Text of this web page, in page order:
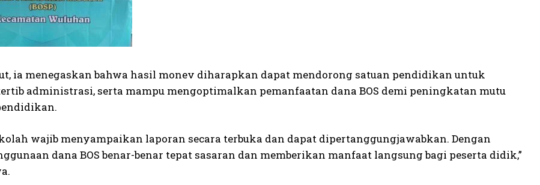
ia menegaskan bahwa hasil monev diharapkan dapat mendorong satuan pendidikan untuk
administrasi, serta mampu mengoptimalkan pemanfaatan dana BOS demi peningkatan mutu
wajib menyampaikan laporan secara terbuka dan dapat dipertanggungjawabkan. Dengan
dana BOS benar-benar tepat sasaran dan memberikan manfaat langsung bagi peserta didik,”